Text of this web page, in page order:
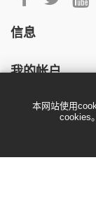
信息
我的帐户
本网站使用
cookies